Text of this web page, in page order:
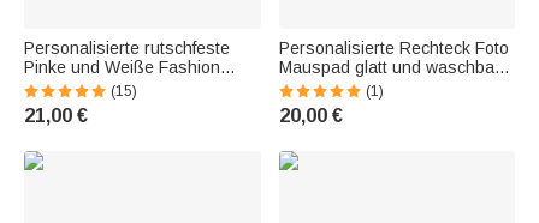
Personalisierte rutschfeste
Pinke und Weiße Fashion
Schreibtisch Matte Mousepad
mit Namen Bürozubehör
Geschenk für Sie
(15)
21,00 €
Personalisierte Rechteck Foto
Mauspad glatt und waschbar
Schreibtisch Computer
Bürozubehör bester Freund
Cworker Geschenk
(1)
20,00 €